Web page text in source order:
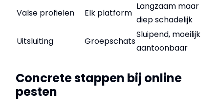
Valse profielen
Elk platform
Langzaam maar
diep schadelijk
Uitsluiting
Groepschats
Sluipend, moeilijk
aantoonbaar
Concrete stappen bij online
pesten